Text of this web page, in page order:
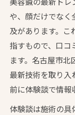
や、顔だけでなく
及があります。こ
指すもので、口コ
ます。名古屋市
最新技術を取り
前に体験談で情報
体験談は施術の